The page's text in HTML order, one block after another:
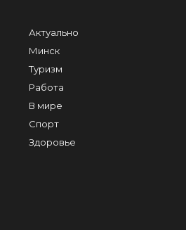
Актуально
Минск
Туризм
Работа
В мире
Спорт
Здоровье